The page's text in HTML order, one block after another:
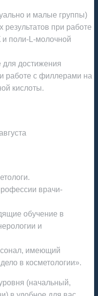
и малые группы)
при работе
поли-L-молочной
для достижения
работе с филлерами на
кислоты.
врачи-
обучение в
и
имеющий
в косметологии».
(начальный,